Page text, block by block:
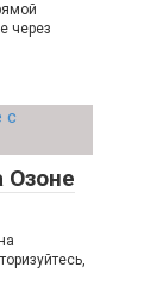
через
Озоне